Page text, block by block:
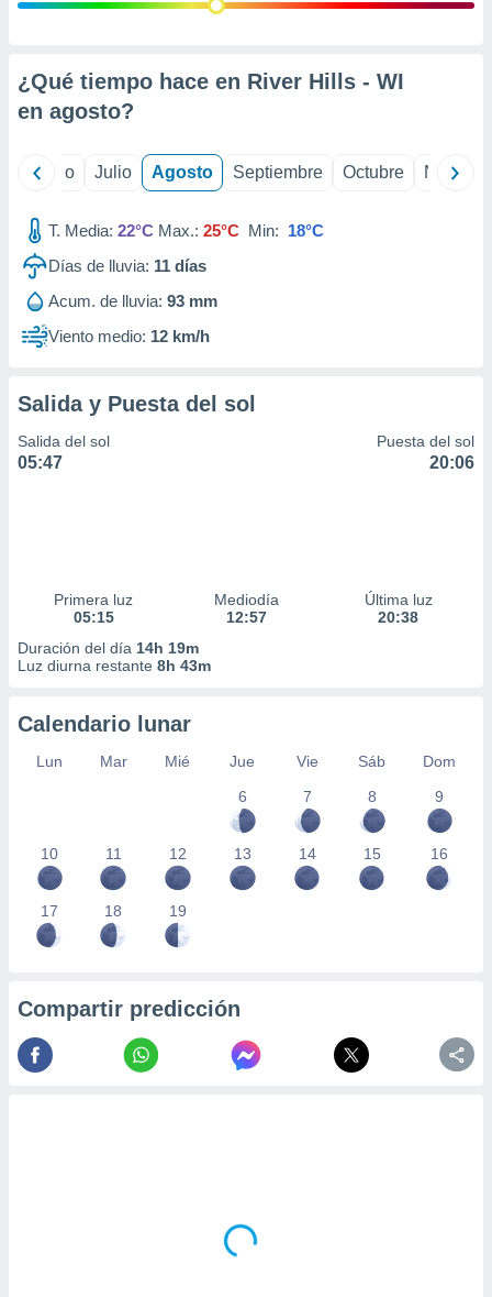
e
mediante
de
1199
¿Qué tiempo hace en River Hills - WI
en agosto?
Junio Julio Agosto Septiembre Octubre
T. Media: 22°C Max.: 25°C Min: 18°C
Días de lluvia: 11 días
Acum. de lluvia: 93 mm
Viento medio: 12 km/h
Salida y Puesta del sol
Salida del sol
05:47
Puesta del sol
20:06
Primera luz
05:15
Mediodía
12:57
Última luz
20:38
Duración del día 14h 19m
Luz diurna restante 8h 43m
Calendario lunar
Lun Mar Mié Jue Vie Sáb
Dom
6
7 8 9
10 11 12 13 14 15 16
17 18 19
Compartir predicción